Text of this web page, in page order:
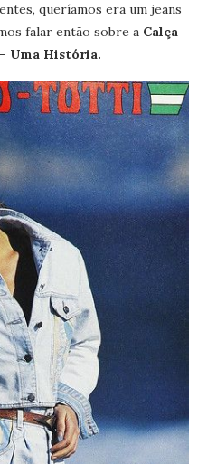
queríamos era um jeans
falar então sobre a Calça
Uma História.